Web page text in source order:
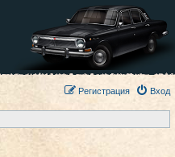
Вход
Регистрация